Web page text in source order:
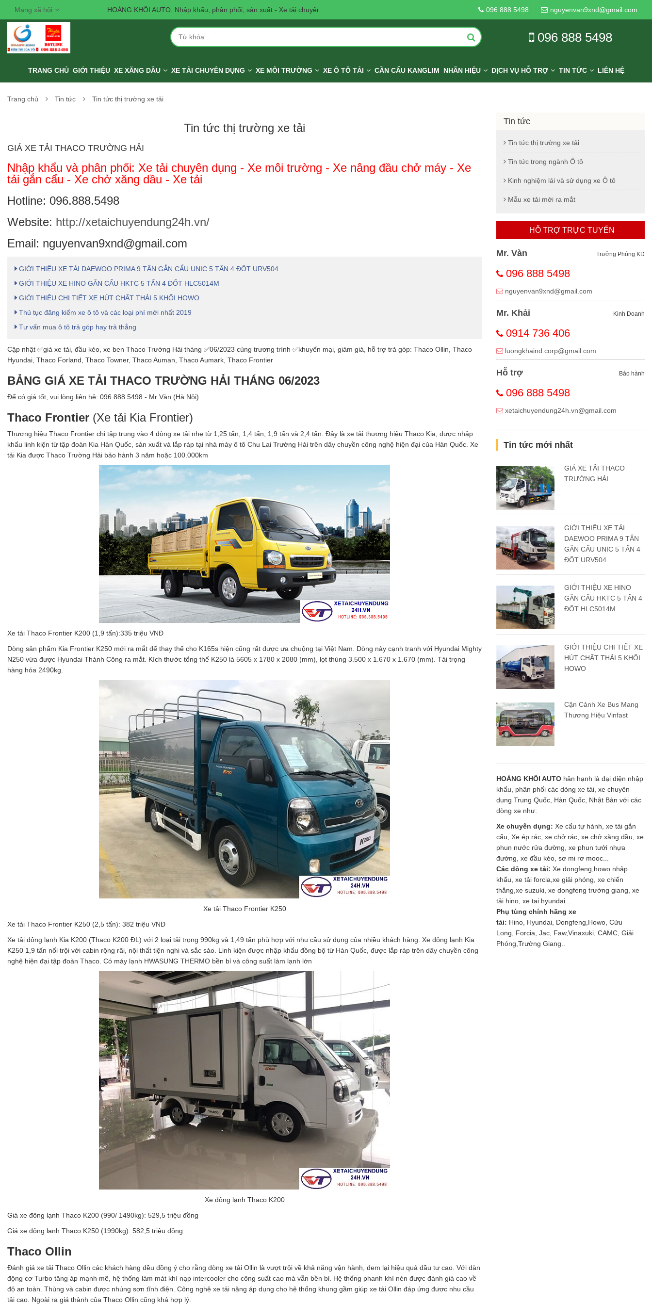
Mạng xã hội HOÀNG KHÔI AUTO: Nhập khẩu, phân phối, sản xuất - Xe tải chuyên dụng - Xe môi trường - Xe nâng đầu chở máy - Xe tải gắn cẩu - Xe chở xăng dầu
096 888 5498 nguyenvan9xnd@gmail.com
096 888 5498
TRANG CHỦ GIỚI THIỆU XE XĂNG DẦU XE TẢI CHUYÊN DỤNG XE MÔI TRƯỜNG XE Ô TÔ TẢI CẦN CẨU KANGLIM NHÃN HIỆU DỊCH VỤ HỖ TRỢ TIN TỨC LIÊN HỆ
Trang chủ Tin tức Tin tức thị trường xe tải
Tin tức thị trường xe tải
GIÁ XE TẢI THACO TRƯỜNG HẢI
Nhập khẩu và phân phối: Xe tải chuyên dụng - Xe môi trường - Xe nâng đầu chở máy - Xe
tải gắn cẩu - Xe chở xăng dầu - Xe tải
Hotline: 096.888.5498
Website: http://xetaichuyendung24h.vn/
Email: nguyenvan9xnd@gmail.com
GIỚI THIỆU XE TẢI DAEWOO PRIMA 9 TẤN GẮN CẨU UNIC 5 TẤN 4 ĐỐT URV504
GIỚI THIỆU XE HINO GẮN CẨU HKTC 5 TẤN 4 ĐỐT HLC5014M
GIỚI THIỆU CHI TIẾT XE HÚT CHẤT THẢI 5 KHỐI HOWO
Thủ tục đăng kiểm xe ô tô và các loại phí mới nhất 2019
Tư vấn mua ô tô trả góp hay trả thẳng
Cập nhật ✅giá xe tải, đầu kéo, xe ben Thaco Trường Hải tháng ✅06/2023 cùng trương trình ✅khuyến mại, giảm giá, hỗ trợ trả góp: Thaco Ollin, Thaco
Hyundai, Thaco Forland, Thaco Towner, Thaco Auman, Thaco Aumark, Thaco Frontier
BẢNG GIÁ XE TẢI THACO TRƯỜNG HẢI THÁNG 06/2023
Để có giá tốt, vui lòng liên hệ: 096 888 5498 - Mr Vàn (Hà Nội)
Thaco Frontier (Xe tải Kia Frontier)
Thương hiệu Thaco Frontier chỉ tập trung vào 4 dòng xe tải nhẹ từ 1,25 tấn, 1,4 tấn, 1,9 tấn và 2,4 tấn. Đây là xe tải thương hiệu Thaco Kia, được nhập
khẩu linh kiện từ tập đoàn Kia Hàn Quốc, sản xuất và lắp ráp tại nhà máy ô tô Chu Lai Trường Hải trên dây chuyền công nghệ hiện đại của Hàn Quốc. Xe
tải Kia được Thaco Trường Hải bảo hành 3 năm hoặc 100.000km
Xe tải Thaco Frontier K200 (1,9 tấn):335 triệu VNĐ
Dòng sản phẩm Kia Frontier K250 mới ra mắt để thay thế cho K165s hiện cũng rất được ưa chuộng tại Việt Nam. Dòng này cạnh tranh với Hyundai Mighty
N250 vừa được Hyundai Thành Công ra mắt. Kích thước tổng thể K250 là 5605 x 1780 x 2080 (mm), lọt thùng 3.500 x 1.670 x 1.670 (mm). Tải trọng
hàng hóa 2490kg.
Xe tải Thaco Frontier K250
Xe tải Thaco Frontier K250 (2,5 tấn): 382 triệu VNĐ
Xe tải đông lạnh Kia K200 (Thaco K200 ĐL) với 2 loại tải trọng 990kg và 1,49 tấn phù hợp với nhu cầu sử dụng của nhiều khách hàng. Xe đông lạnh Kia
K250 1,9 tấn nổi trội với cabin rộng rãi, nội thất tiện nghi và sắc sảo. Linh kiện được nhập khẩu đồng bộ từ Hàn Quốc, được lắp ráp trên dây chuyền công
nghệ hiện đại tập đoàn Thaco. Có máy lạnh HWASUNG THERMO bền bỉ và công suất làm lạnh lớn
Xe đông lạnh Thaco K200
Giá xe đông lạnh Thaco K200 (990/ 1490kg): 529,5 triệu đồng
Giá xe đông lạnh Thaco K250 (1990kg): 582,5 triệu đồng
Thaco Ollin
Đánh giá xe tải Thaco Ollin các khách hàng đều đồng ý cho rằng dòng xe tải Ollin là vượt trội về khả năng vận hành, đem lại hiệu quả đầu tư cao. Với dàn
động cơ Turbo tăng áp mạnh mẽ, hệ thống làm mát khí nạp intercooler cho công suất cao mà vẫn bền bỉ. Hệ thống phanh khí nén được đánh giá cao về
độ an toàn. Thùng và cabin được nhúng sơn tĩnh điện. Công nghệ xe tải nặng áp dụng cho hệ thống khung gầm giúp xe tải Ollin đáp ứng được nhu cầu
tải cao. Ngoài ra giá thành của Thaco Ollin cũng khá hợp lý.
Tin tức
Tin tức thị trường xe tải
Tin tức trong ngành Ô tô
Kinh nghiệm lái và sử dụng xe Ô tô
Mẫu xe tải mới ra mắt
HỖ TRỢ TRỰC TUYẾN
Mr. Vàn Trưởng Phòng KD
096 888 5498
nguyenvan9xnd@gmail.com
Mr. Khải Kinh Doanh
0914 736 406
luongkhaind.corp@gmail.com
Hỗ trợ Bảo hành
096 888 5498
xetaichuyendung24h.vn@gmail.com
Tin tức mới nhất
GIÁ XE TẢI THACO
TRƯỜNG HẢI
GIỚI THIỆU XE TẢI
DAEWOO PRIMA 9 TẤN
GẮN CẨU UNIC 5 TẤN 4
ĐỐT URV504
GIỚI THIỆU XE HINO
GẮN CẨU HKTC 5 TẤN 4
ĐỐT HLC5014M
GIỚI THIỆU CHI TIẾT XE
HÚT CHẤT THẢI 5 KHỐI
HOWO
Cận Cảnh Xe Bus Mang
Thương Hiệu Vinfast
HOÀNG KHÔI AUTO hân hạnh là đại diện nhập
khẩu, phân phối các dòng xe tải, xe chuyên
dụng Trung Quốc, Hàn Quốc, Nhật Bản với các
dòng xe như:
Xe chuyên dụng: Xe cẩu tự hành, xe tải gắn
cẩu, Xe ép rác, xe chở rác, xe chở xăng dầu, xe
phun nước rửa đường, xe phun tưới nhựa
đường, xe đầu kéo, sơ mi rơ mooc...
Các dòng xe tải: Xe dongfeng,howo nhập
khẩu, xe tải forcia,xe giải phóng, xe chiến
thắng,xe suzuki, xe dongfeng trường giang, xe
tải hino, xe tai hyundai...
Phụ tùng chính hãng xe
tải: Hino, Hyundai, Dongfeng,Howo, Cửu
Long, Forcia, Jac, Faw,Vinaxuki, CAMC, Giải
Phóng,Trường Giang..